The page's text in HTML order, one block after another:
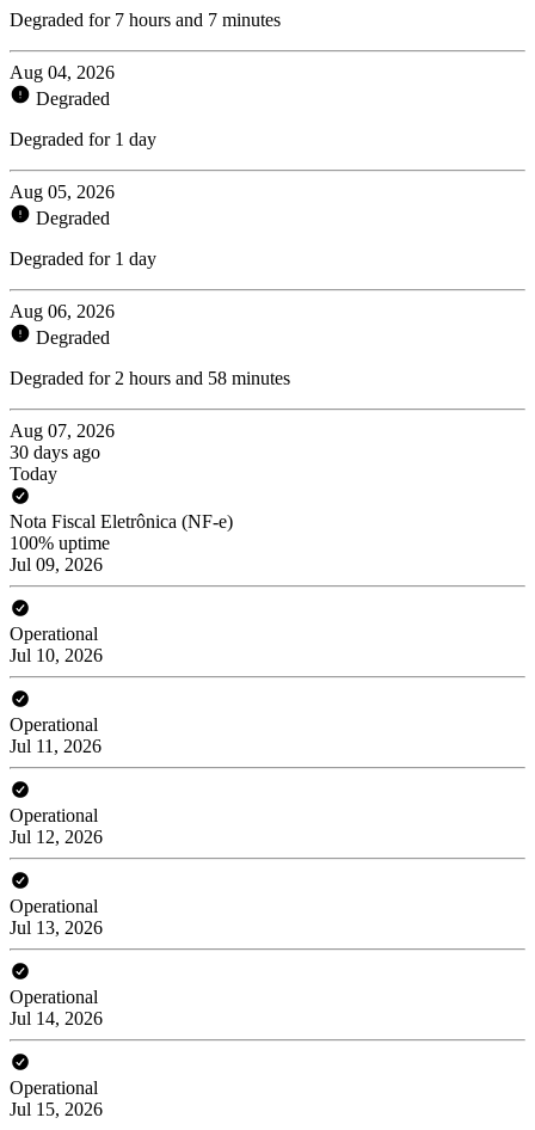
Degraded for 7 hours and 7 minutes
Aug 04, 2026
Degraded
Degraded for 1 day
Aug 05, 2026
Degraded
Degraded for 1 day
Aug 06, 2026
Degraded
Degraded for 2 hours and 58 minutes
Aug 07, 2026
30 days ago
Today
Nota Fiscal Eletrônica (NF-e)
100% uptime
Jul 09, 2026
Operational
Jul 10, 2026
Operational
Jul 11, 2026
Operational
Jul 12, 2026
Operational
Jul 13, 2026
Operational
Jul 14, 2026
Operational
Jul 15, 2026